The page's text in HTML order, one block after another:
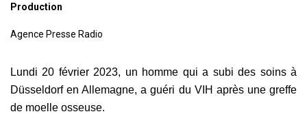
Production
Agence Presse Radio
Lundi 20 février 2023, un homme qui a subi des soins à
Düsseldorf en Allemagne, a guéri du VIH après une greffe
de moelle osseuse.